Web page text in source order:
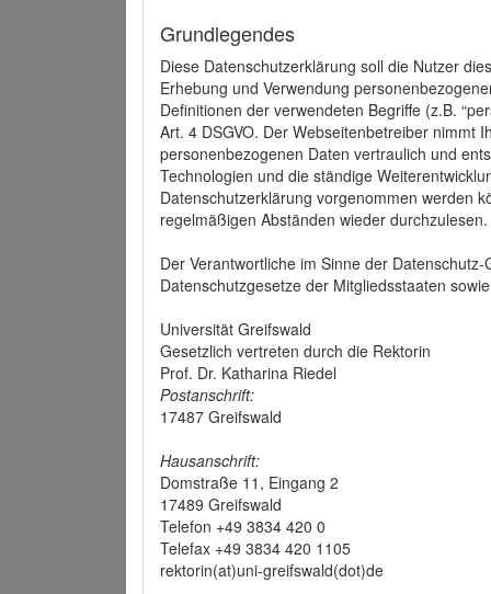
Grundlegendes
Diese Datenschutzerklärung soll die Nutzer
Erhebung und Verwendung
Definitionen der verwendeten Begriffe (z.B.
Art. 4 DSGVO. Der Webseitenbetreiber nimmt
personenbezogenen Daten vertraulich und
Technologien und die ständige
Datenschutzerklärung vorgenommen werden
regelmäßigen Abständen wieder durchzulesen.
Der Verantwortliche im Sinne der
Datenschutzgesetze der Mitgliedsstaaten
Universität Greifswald
Gesetzlich vertreten durch die Rektorin
Prof. Dr. Katharina Riedel
Postanschrift:
17487 Greifswald
Hausanschrift:
Domstraße 11, Eingang 2
17489 Greifswald
Telefon +49 3834 420 0
Telefax +49 3834 420 1105
rektorin(at)uni-greifswald(dot)de